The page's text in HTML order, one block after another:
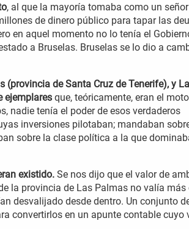
, al que la mayoría tomaba como un
de dinero público para tapar las
en aquel momento no lo tenía el
a Bruselas. Bruselas se lo dio a
(provincia de Santa Cruz de Tenerife), y
ejemplares que, teóricamente, eran el
nadie tenía el poder de esos verdaderos
inversiones pilotaban; mandaban
sobre la clase política a la que
existido. Se nos dijo que el valor de
la provincia de Las Palmas no valía más
desvalijado desde dentro. Un conjunto
convertirlos en un apunte contable cuyo